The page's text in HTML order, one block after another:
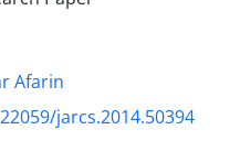
Afarin
jarcs.2014.50394